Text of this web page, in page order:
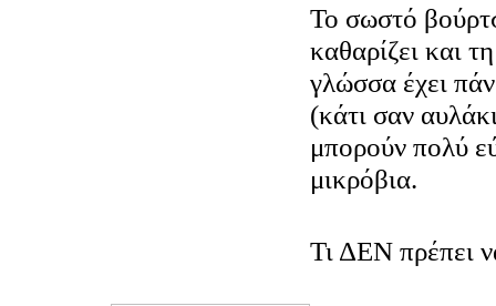
Το σωστό
καθαρίζει και
γλώσσα έχει
(κάτι σαν
μπορούν πολύ
μικρόβια.
Τι ΔΕΝ πρέπει